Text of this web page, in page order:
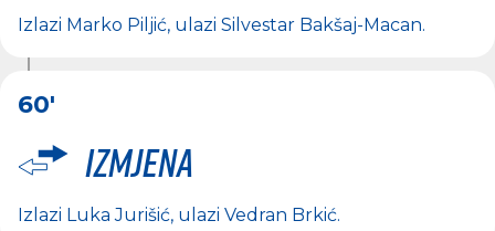
Izlazi Marko Piljić, ulazi Silvestar Bakšaj-Macan.
60'
Izmjena
Izlazi Luka Jurišić, ulazi Vedran Brkić.